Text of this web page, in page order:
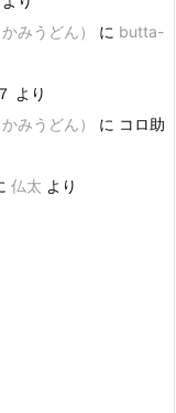
みうどん）
に butta-
より
みうどん）
に コロ助
仏太 より